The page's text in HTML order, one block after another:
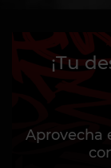
¡Tu
Aprovecha